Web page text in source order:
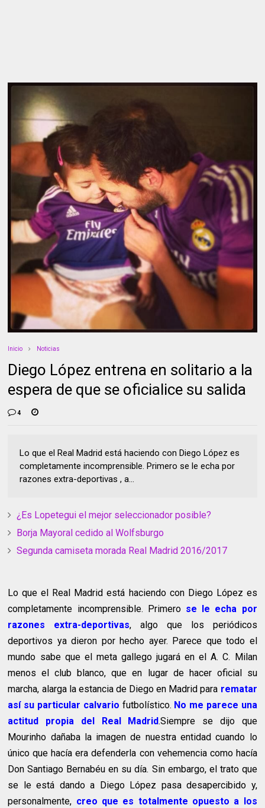
Inicio Noticias
Diego López entrena en solitario a la
espera de que se oficialice su salida
4
Lo que el Real Madrid está haciendo con Diego López es
completamente incomprensible. Primero se le echa por
razones extra-deportivas , a...
¿Es Lopetegui el mejor seleccionador posible?
Borja Mayoral cedido al Wolfsburgo
Segunda camiseta morada Real Madrid 2016/2017
Lo que el Real Madrid está haciendo con Diego López es
completamente incomprensible. Primero se le echa por
razones extra-deportivas, algo que los periódicos
deportivos ya dieron por hecho ayer. Parece que todo el
mundo sabe que el meta gallego jugará en el A. C. Milan
menos el club blanco, que en lugar de hacer oficial su
marcha, alarga la estancia de Diego en Madrid para rematar
así su particular calvario futbolístico. No me parece una
actitud propia del Real Madrid.Siempre se dijo que
Mourinho dañaba la imagen de nuestra entidad cuando lo
único que hacía era defenderla con vehemencia como hacía
Don Santiago Bernabéu en su día. Sin embargo, el trato que
se le está dando a Diego López pasa desapercibido y,
personalmente, creo que es totalmente opuesto a los